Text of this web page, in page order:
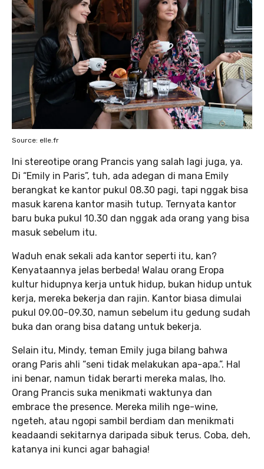
Source: elle.fr
Ini stereotipe orang Prancis yang salah lagi juga, ya.
Di “Emily in Paris”, tuh, ada adegan di mana Emily
berangkat ke kantor pukul 08.30 pagi, tapi nggak bisa
masuk karena kantor masih tutup. Ternyata kantor
baru buka pukul 10.30 dan nggak ada orang yang bisa
masuk sebelum itu.
Waduh enak sekali ada kantor seperti itu, kan?
Kenyataannya jelas berbeda! Walau orang Eropa
kultur hidupnya kerja untuk hidup, bukan hidup untuk
kerja, mereka bekerja dan rajin. Kantor biasa dimulai
pukul 09.00-09.30, namun sebelum itu gedung sudah
buka dan orang bisa datang untuk bekerja.
Selain itu, Mindy, teman Emily juga bilang bahwa
orang Paris ahli “seni tidak melakukan apa-apa.”. Hal
ini benar, namun tidak berarti mereka malas, lho.
Orang Prancis suka menikmati waktunya dan
embrace the presence. Mereka milih nge-wine,
ngeteh, atau ngopi sambil berdiam dan menikmati
keadaandi sekitarnya daripada sibuk terus. Coba, deh,
katanya ini kunci agar bahagia!